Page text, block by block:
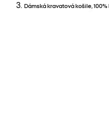
Dámská kravatová košile,